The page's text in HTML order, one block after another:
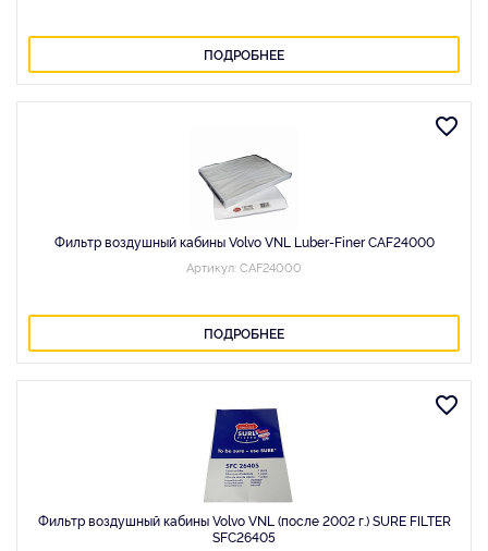
ПОДРОБНЕЕ
Фильтр воздушный кабины Volvo VNL Luber-Finer CAF24000
Артикул: CAF24000
ПОДРОБНЕЕ
Фильтр воздушный кабины Volvo VNL (после 2002 г.) SURE FILTER
SFC26405